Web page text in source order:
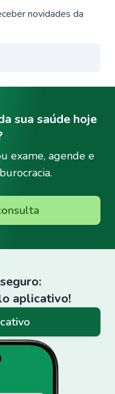
novidades da
sua saúde hoje
exame, agende e
aplicativo!